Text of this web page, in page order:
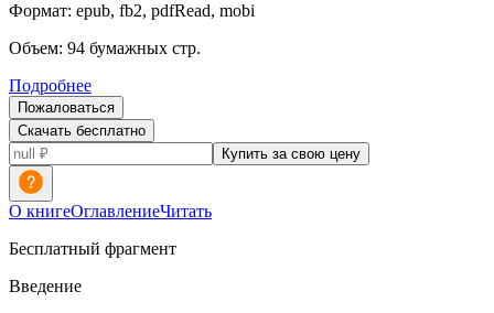
Формат: epub, fb2, pdfRead, mobi
Объем: 94 бумажных стр.
Подробнее
Пожаловаться
Скачать бесплатно
Купить за свою цену
О книгеОглавлениеЧитать
Бесплатный фрагмент
Введение